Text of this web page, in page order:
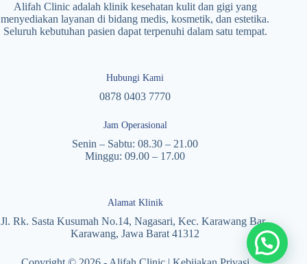
Alifah Clinic adalah klinik kesehatan kulit dan gigi yang
menyediakan layanan di bidang medis, kosmetik, dan estetika.
Seluruh kebutuhan pasien dapat terpenuhi dalam satu tempat.
Hubungi Kami
0878 0403 7770
Jam Operasional
Senin – Sabtu: 08.30 – 21.00
Minggu: 09.00 – 17.00
Alamat Klinik
Jl. Rk. Sasta Kusumah No.14, Nagasari, Kec. Karawang Bar.,
Karawang, Jawa Barat 41312